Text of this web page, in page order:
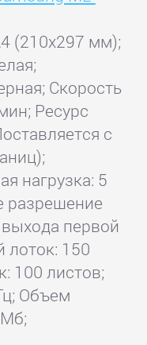
(210x297 мм);
Скорость
Ресурс
с
нагрузка: 5
разрешение
первой
лоток: 150
100 листов;
Объем